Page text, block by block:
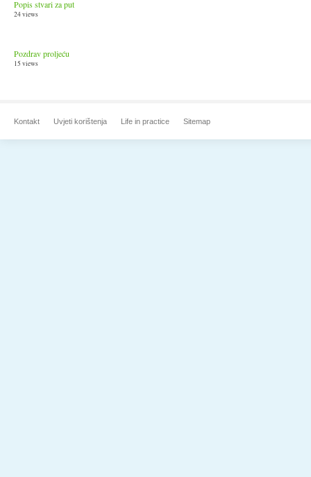
Popis stvari za put
24 views
Pozdrav proljeću
15 views
Kontakt Uvjeti korištenja Life in practice Sitemap